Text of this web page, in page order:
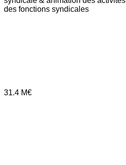
des fonctions syndicales
31.4 M€